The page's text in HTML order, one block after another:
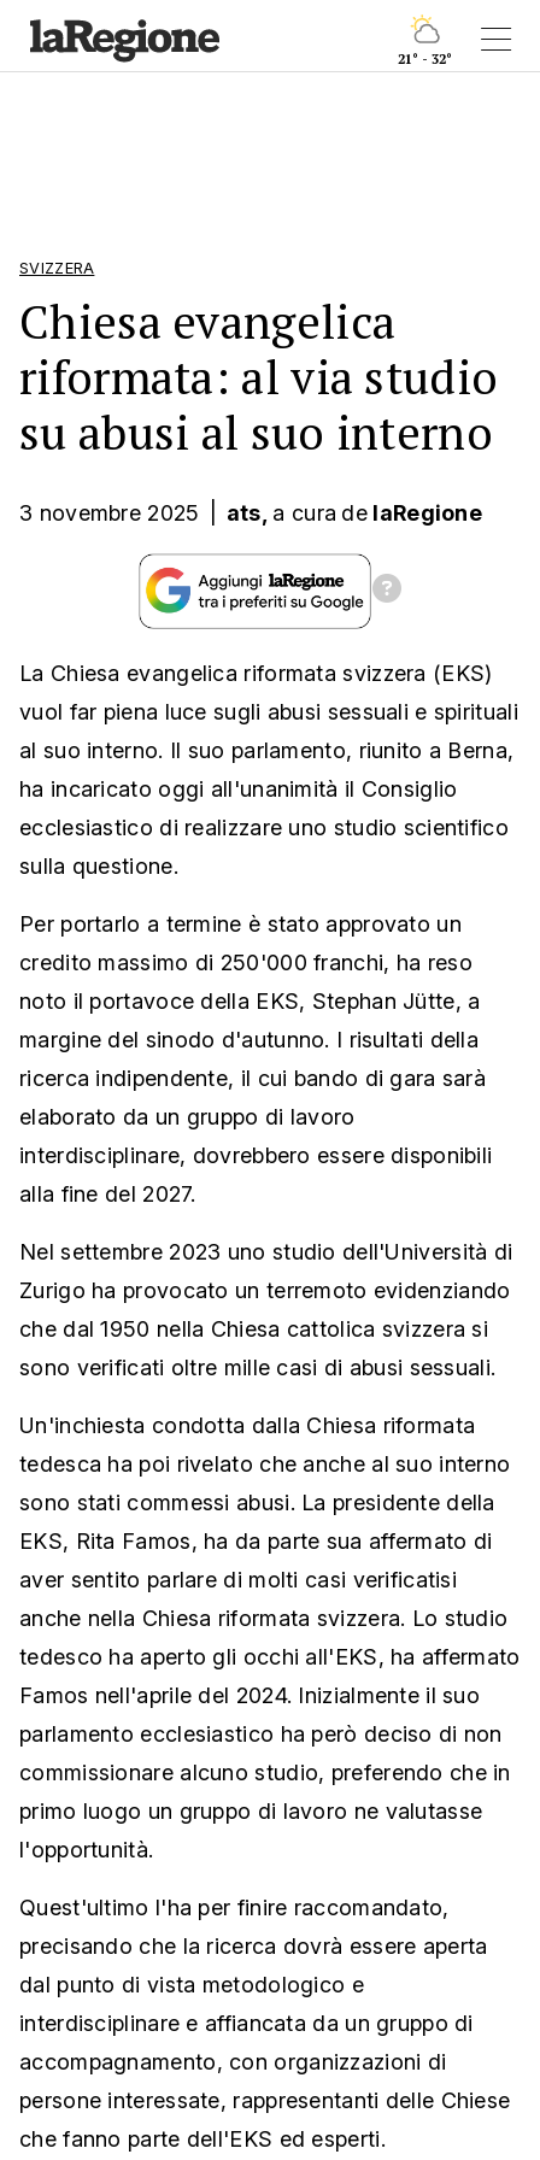
21° - 32°
SVIZZERA
Chiesa evangelica
riformata: al via studio
su abusi al suo interno
3 novembre 2025 ats, a cura de laRegione
La Chiesa evangelica riformata svizzera (EKS)
vuol far piena luce sugli abusi sessuali e spirituali
al suo interno. Il suo parlamento, riunito a Berna,
ha incaricato oggi all'unanimità il Consiglio
ecclesiastico di realizzare uno studio scientifico
sulla questione.
Per portarlo a termine è stato approvato un
credito massimo di 250'000 franchi, ha reso
noto il portavoce della EKS, Stephan Jütte, a
margine del sinodo d'autunno. I risultati della
ricerca indipendente, il cui bando di gara sarà
elaborato da un gruppo di lavoro
interdisciplinare, dovrebbero essere disponibili
alla fine del 2027.
Nel settembre 2023 uno studio dell'Università di
Zurigo ha provocato un terremoto evidenziando
che dal 1950 nella Chiesa cattolica svizzera si
sono verificati oltre mille casi di abusi sessuali.
Un'inchiesta condotta dalla Chiesa riformata
tedesca ha poi rivelato che anche al suo interno
sono stati commessi abusi. La presidente della
EKS, Rita Famos, ha da parte sua affermato di
aver sentito parlare di molti casi verificatisi
anche nella Chiesa riformata svizzera. Lo studio
tedesco ha aperto gli occhi all'EKS, ha affermato
Famos nell'aprile del 2024. Inizialmente il suo
parlamento ecclesiastico ha però deciso di non
commissionare alcuno studio, preferendo che in
primo luogo un gruppo di lavoro ne valutasse
l'opportunità.
Quest'ultimo l'ha per finire raccomandato,
precisando che la ricerca dovrà essere aperta
dal punto di vista metodologico e
interdisciplinare e affiancata da un gruppo di
accompagnamento, con organizzazioni di
persone interessate, rappresentanti delle Chiese
che fanno parte dell'EKS ed esperti.